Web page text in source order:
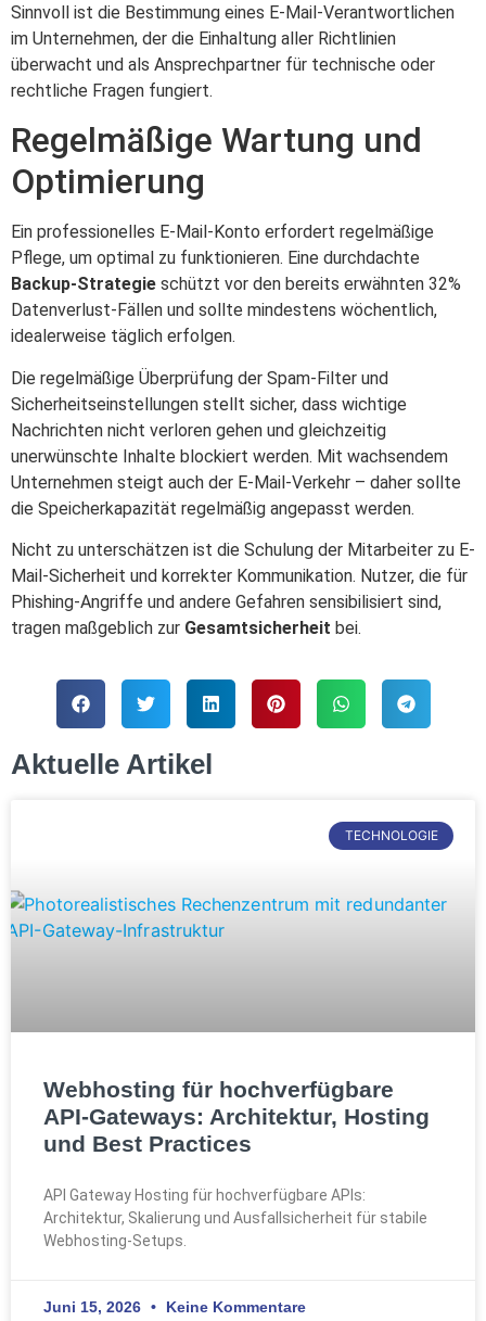
Sinnvoll ist die Bestimmung eines E-Mail-Verantwortlichen
im Unternehmen, der die Einhaltung aller Richtlinien
überwacht und als Ansprechpartner für technische oder
rechtliche Fragen fungiert.
Regelmäßige Wartung und
Optimierung
Ein professionelles E-Mail-Konto erfordert regelmäßige
Pflege, um optimal zu funktionieren. Eine durchdachte
Backup-Strategie schützt vor den bereits erwähnten 32%
Datenverlust-Fällen und sollte mindestens wöchentlich,
idealerweise täglich erfolgen.
Die regelmäßige Überprüfung der Spam-Filter und
Sicherheitseinstellungen stellt sicher, dass wichtige
Nachrichten nicht verloren gehen und gleichzeitig
unerwünschte Inhalte blockiert werden. Mit wachsendem
Unternehmen steigt auch der E-Mail-Verkehr – daher sollte
die Speicherkapazität regelmäßig angepasst werden.
Nicht zu unterschätzen ist die Schulung der Mitarbeiter zu E-
Mail-Sicherheit und korrekter Kommunikation. Nutzer, die für
Phishing-Angriffe und andere Gefahren sensibilisiert sind,
tragen maßgeblich zur Gesamtsicherheit bei.
Aktuelle Artikel
TECHNOLOGIE
Webhosting für hochverfügbare
API-Gateways: Architektur, Hosting
und Best Practices
API Gateway Hosting für hochverfügbare APIs:
Architektur, Skalierung und Ausfallsicherheit für stabile
Webhosting-Setups.
Juni 15, 2026 Keine Kommentare